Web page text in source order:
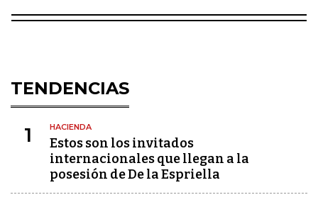
TENDENCIAS
1 HACIENDA
Estos son los invitados
internacionales que llegan a la
posesión de De la Espriella